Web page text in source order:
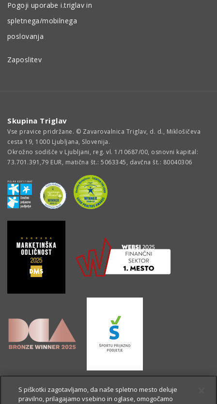
Pogoji uporabe i.triglav in
spletnega/mobilnega
poslovanja
Zaposlitev
Skupina Triglav
Vse pravice pridržane. © Zavarovalnica Triglav, d. d., Miklošičeva
cesta 19, 1000 Ljubljana, Slovenija.
Okrožno sodišče v Ljubljani, reg. vl. 1/10687/00, osnovni kapital:
73.701.391,79 EUR, matična št.: 5063345, davčna št.: 80040306
S piškotki zagotavljamo, da naše spletno mesto deluje
pravilno, prilagajamo vsebino in oglase, omogočamo